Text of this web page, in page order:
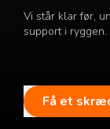
Vi står klar før,
support i ryggen.
Få et